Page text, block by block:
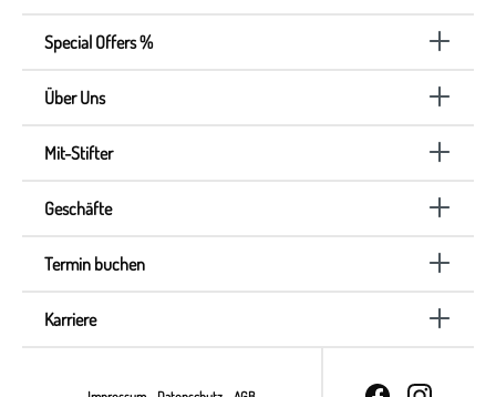
Special Offers %
Über Uns
Mit-Stifter
Geschäfte
Termin buchen
Karriere